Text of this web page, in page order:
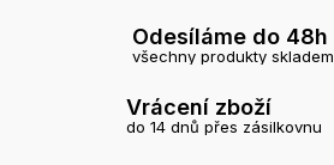
Odesíláme do 48h
všechny produkty skladem
Vrácení zboží
do 14 dnů přes zásilkovnu